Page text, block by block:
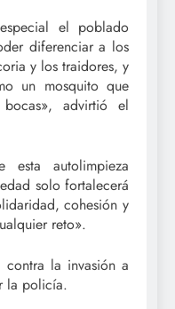
el poblado
diferenciar a los
y los traidores, y
un mosquito que
advirtió el
esta autolimpieza
solo fortalecerá
cohesión y
reto».
contra la invasión a
la policía.